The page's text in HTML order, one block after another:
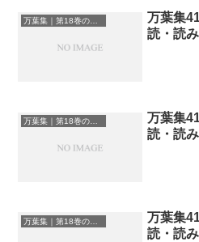
万葉集｜第18巻の和歌一覧
万葉集
読・読
万葉集｜第18巻の和歌一覧
万葉集
読・読
万葉集｜第18巻の和歌一覧
万葉集
読・読